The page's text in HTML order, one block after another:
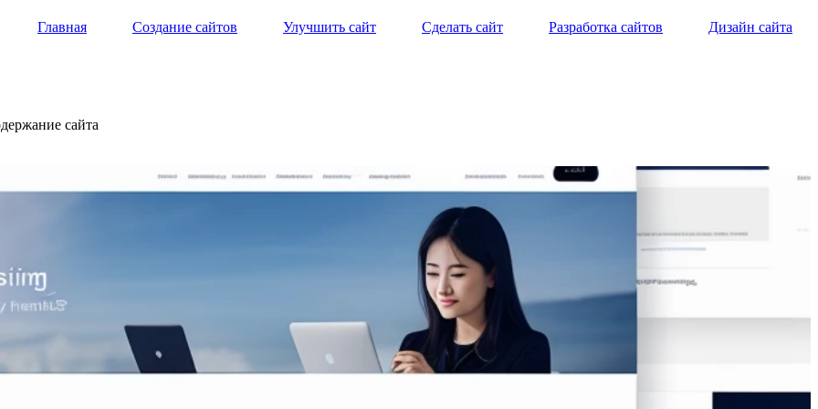
Главная Создание сайтов Улучшить сайт Сделать сайт Разработка сайтов Дизайн сайта
сайта